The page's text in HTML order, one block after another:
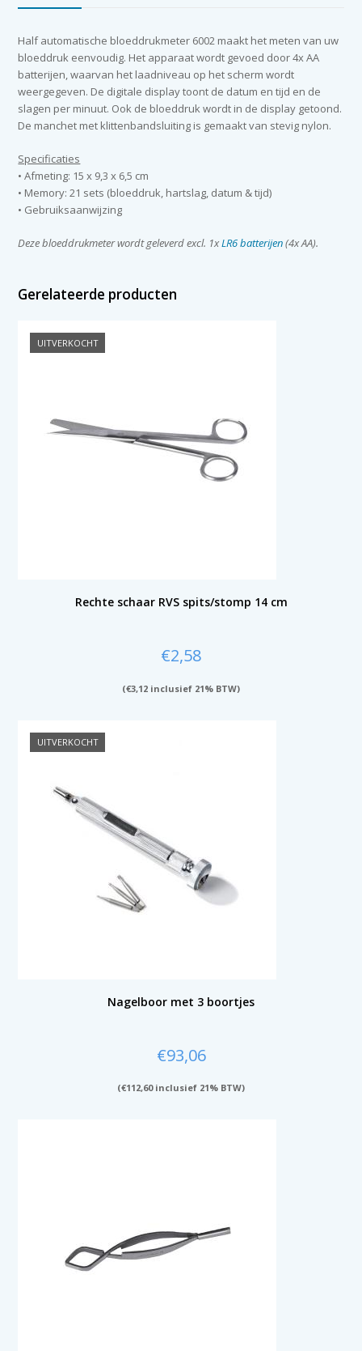
Half automatische bloeddrukmeter 6002 maakt het meten van uw
bloeddruk eenvoudig. Het apparaat wordt gevoed door 4x AA
batterijen, waarvan het laadniveau op het scherm wordt
weergegeven. De digitale display toont de datum en tijd en de
slagen per minuut. Ook de bloeddruk wordt in de display getoond.
De manchet met klittenbandsluiting is gemaakt van stevig nylon.
Specificaties
• Afmeting: 15 x 9,3 x 6,5 cm
• Memory: 21 sets (bloeddruk, hartslag, datum & tijd)
• Gebruiksaanwijzing
Deze bloeddrukmeter wordt geleverd excl. 1xLR6 batterijen(4x AA).
Gerelateerde producten
UITVERKOCHT
Rechte schaar RVS spits/stomp 14 cm
€2,58
(€3,12 inclusief 21% BTW)
UITVERKOCHT
Nagelboor met 3 boortjes
€93,06
(€112,60inclusief 21% BTW)